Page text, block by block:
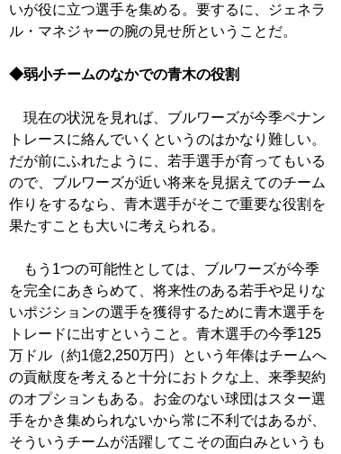
いが役に立つ選手を集める。要するに、ジェネラ
ル・マネジャーの腕の見せ所ということだ。
◆弱小チームのなかでの青木の役割
現在の状況を見れば、ブルワーズが今季ペナン
トレースに絡んでいくというのはかなり難しい。
だが前にふれたように、若手選手が育ってもいる
ので、ブルワーズが近い将来を見据えてのチーム
作りをするなら、青木選手がそこで重要な役割を
果たすことも大いに考えられる。
もう1つの可能性としては、ブルワーズが今季
を完全にあきらめて、将来性のある若手や足りな
いポジションの選手を獲得するために青木選手を
トレードに出すということ。青木選手の今季125
万ドル（約1億2,250万円）という年俸はチームへ
の貢献度を考えると十分におトクな上、来季契約
のオプションもある。お金のない球団はスター選
手をかき集められないから常に不利ではあるが、
そういうチームが活躍してこその面白みというも